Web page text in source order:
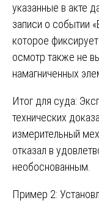
указанные в акте
записи о событии
которое
осмотр также не
намагниченных
Итог для суда:
технических
измерительный
отказал в
необоснованным.
Пример 2: